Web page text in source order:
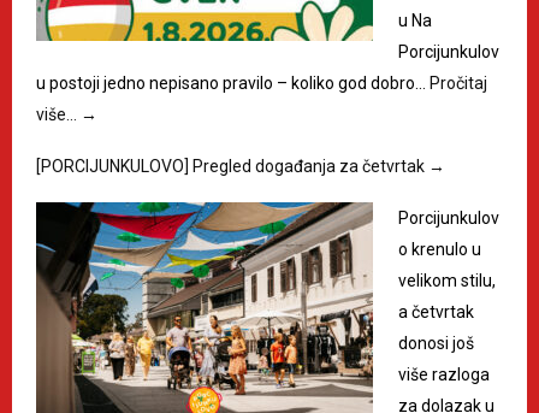
u Na
Porcijunkulov
u postoji jedno nepisano pravilo – koliko god dobro… Pročitaj
više…
→
[PORCIJUNKULOVO] Pregled događanja za četvrtak →
Porcijunkulov
o krenulo u
velikom stilu,
a četvrtak
donosi još
više razloga
za dolazak u